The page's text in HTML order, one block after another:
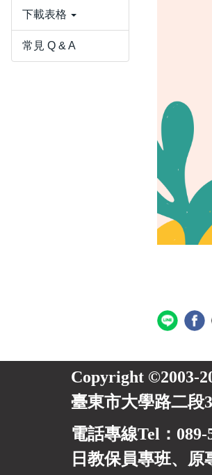
下載表格
常見 Q & A
Copyright ©2003-
臺東市大學路二段
電話專線Tel：
日教保員專班、 原